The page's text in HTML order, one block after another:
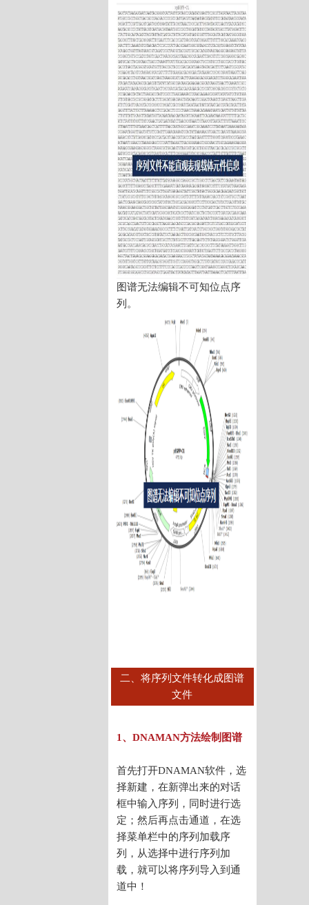
图谱无法编辑不可知位点序
列。
二、将序列文件转化成图谱
文件
1、DNAMAN方法绘制图谱
首先打开DNAMAN软件，选
择新建，在新弹出来的对话
框中输入序列，同时进行选
定；然后再点击通道，在选
择菜单栏中的序列加载序
列，从选择中进行序列加
载，就可以将序列导入到通
道中！